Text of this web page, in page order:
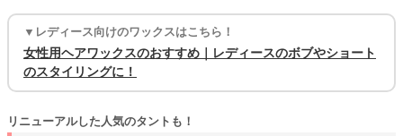
▼レディース向けのワックスはこちら！
女性用ヘアワックスのおすすめ｜レディースのボブやショート
のスタイリングに！
リニューアルした人気のタントも！